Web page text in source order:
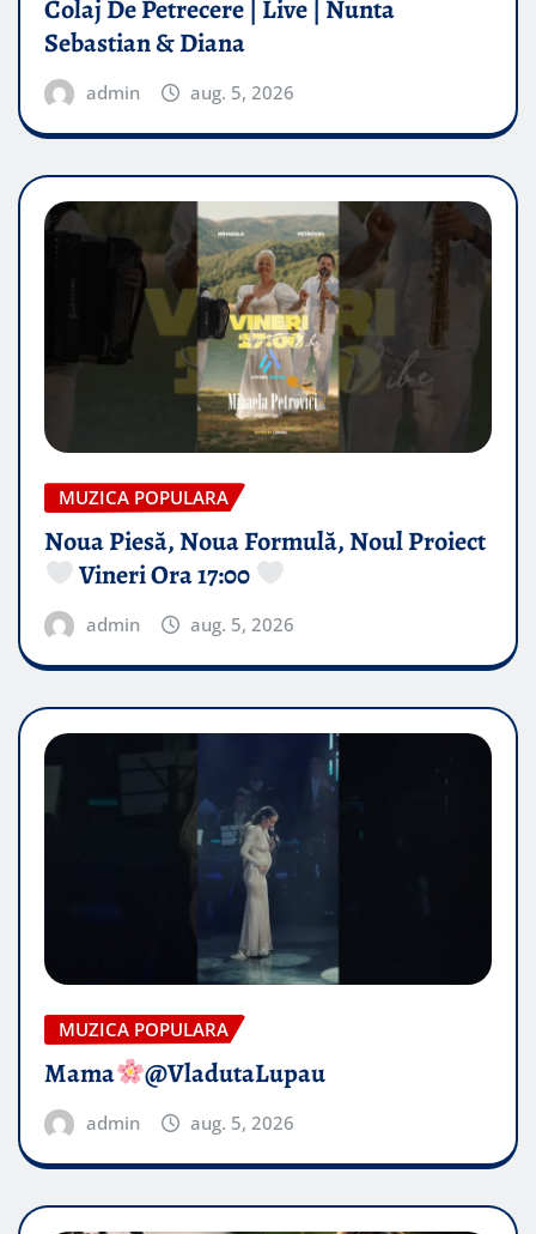
Colaj De Petrecere | Live | Nunta
Sebastian & Diana
admin aug. 5, 2026
MUZICA POPULARA
Noua Piesă, Noua Formulă, Noul Proiect
Vineri Ora 17:00
admin aug. 5, 2026
MUZICA POPULARA
Mama @VladutaLupau
admin aug. 5, 2026